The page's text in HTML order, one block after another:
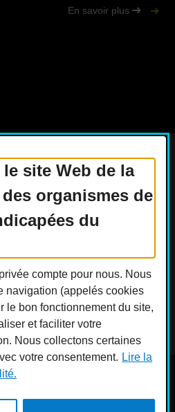
site Web de la
organismes de
du
compte pour nous. Nous
navigation (appelés cookies
le bon fonctionnement du site,
et faciliter votre
Nous collectons certaines
votre consentement. Lire la
En savoir plus
Devenir membre
Nous recrutons
universelle
FAQ
réservés.